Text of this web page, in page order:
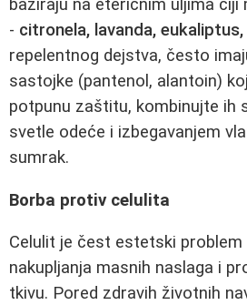
baziraju na eteričnim uljima čiji
- citronela, lavanda,
repelentnog dejstva, često
sastojke (pantenol, alantoin)
potpunu zaštitu, kombinujte ih
svetle odeće i izbegavanjem
sumrak.
Borba protiv celulita
Celulit je čest estetski
nakupljanja masnih naslaga i
tkivu. Pored zdravih životnih